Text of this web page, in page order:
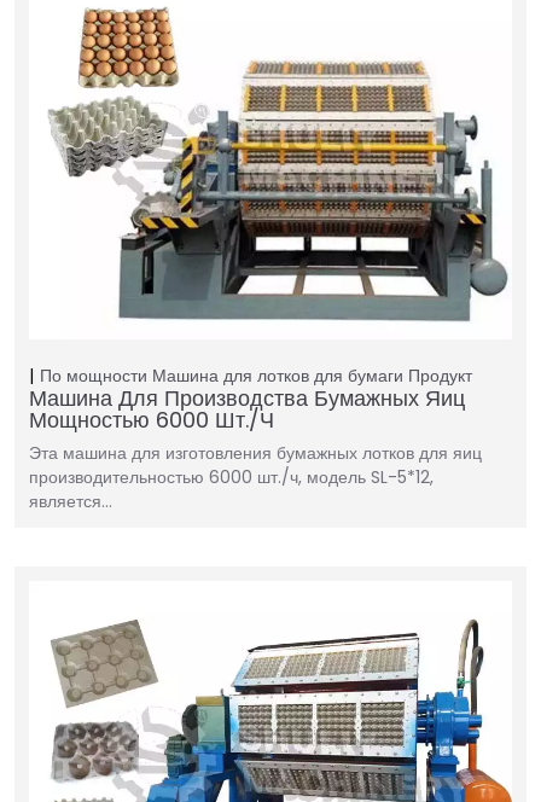
По мощности Машина для лотков для бумаги Продукт
Машина Для Производства Бумажных Яиц
Мощностью 6000 Шт./ч
Эта машина для изготовления бумажных лотков для яиц
производительностью 6000 шт./ч, модель SL-5*12,
является…